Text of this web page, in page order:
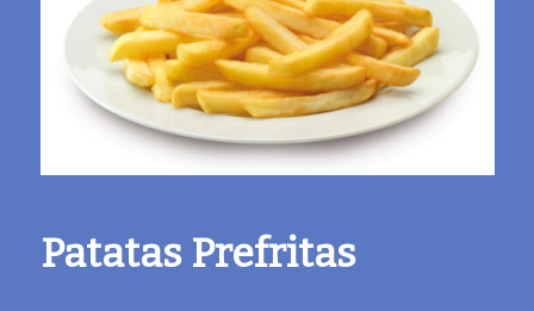
Patatas Prefritas